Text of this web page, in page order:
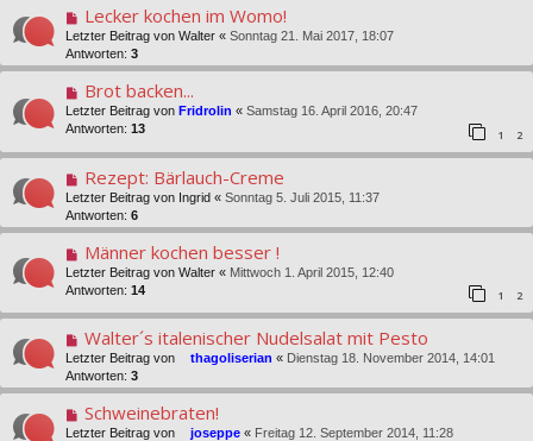
Lecker kochen im Womo!
Letzter Beitrag von Walter « Sonntag 21. Mai 2017, 18:07
Antworten: 3
Brot backen...
Letzter Beitrag von Fridrolin « Samstag 16. April 2016, 20:47
Antworten: 13 1 2
Rezept: Bärlauch-Creme
Letzter Beitrag von Ingrid « Sonntag 5. Juli 2015, 11:37
Antworten: 6
Männer kochen besser !
Letzter Beitrag von Walter « Mittwoch 1. April 2015, 12:40
Antworten: 14 1 2
Walter´s italenischer Nudelsalat mit Pesto
Letzter Beitrag von thagoliserian « Dienstag 18. November 2014, 14:01
Antworten: 3
Schweinebraten!
Letzter Beitrag von joseppe « Freitag 12. September 2014, 11:28